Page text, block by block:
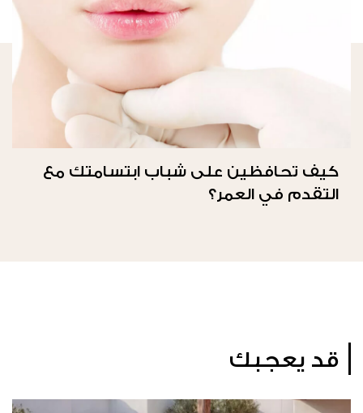
كيف تحافظين على شباب ابتسامتك مع
التقدم في العمر؟
قد يعجبك